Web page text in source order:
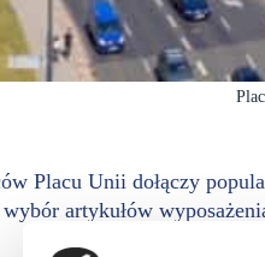
Placu Unii dołączy
artykułów